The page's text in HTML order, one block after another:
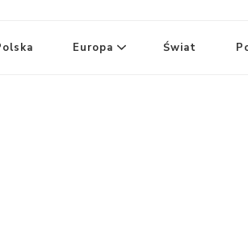
Europa Świat